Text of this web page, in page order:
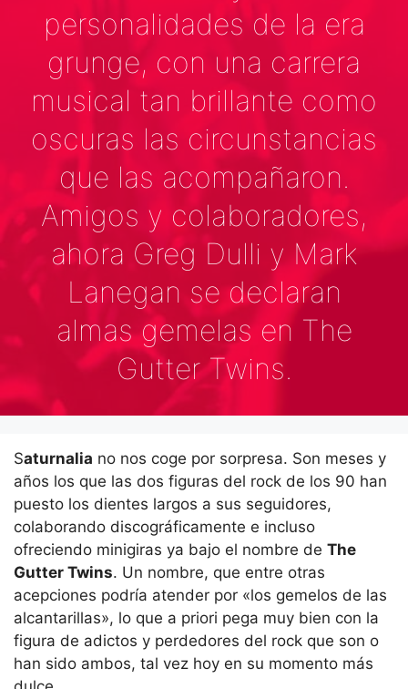
personalidades de la era
grunge, con una carrera
musical tan brillante como
oscuras las circunstancias
que las acompañaron.
Amigos y colaboradores,
ahora Greg Dulli y Mark
Lanegan se declaran
almas gemelas en The
Gutter Twins.
Saturnalia no nos coge por sorpresa. Son meses y
años los que las dos figuras del rock de los 90 han
puesto los dientes largos a sus seguidores,
colaborando discográficamente e incluso
ofreciendo minigiras ya bajo el nombre de The
Gutter Twins. Un nombre, que entre otras
acepciones podría atender por «los gemelos de las
alcantarillas», lo que a priori pega muy bien con la
figura de adictos y perdedores del rock que son o
han sido ambos, tal vez hoy en su momento más